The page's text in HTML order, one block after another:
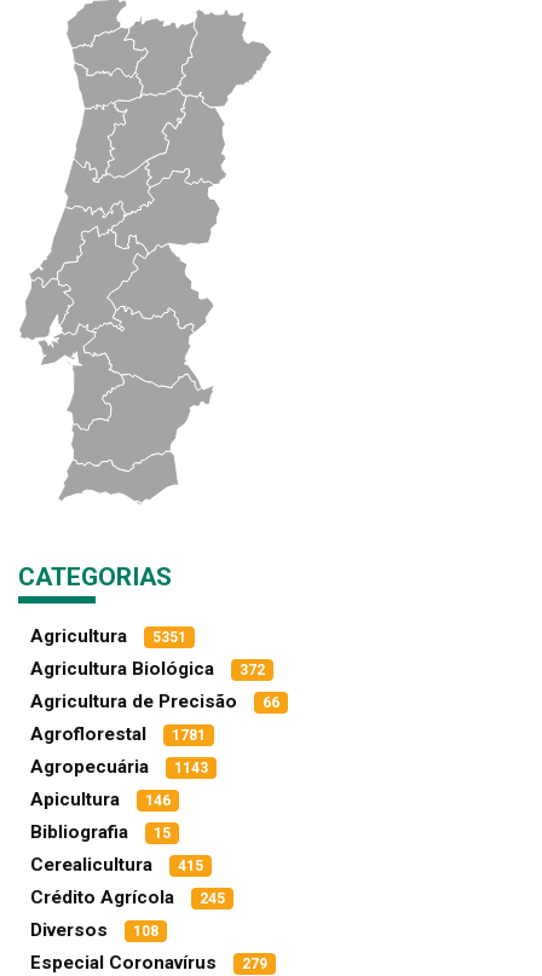
CATEGORIAS
Agricultura 5351
Agricultura Biológica 372
Agricultura de Precisão 66
Agroflorestal 1781
Agropecuária 1143
Apicultura 146
Bibliografia 15
Cerealicultura 415
Crédito Agrícola 245
Diversos 108
Especial Coronavírus 279